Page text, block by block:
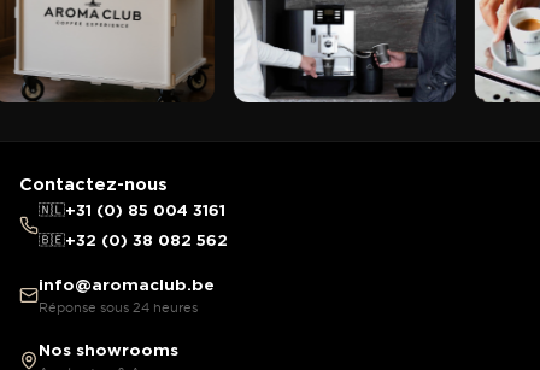
Contactez-nous
🇳🇱+31 (0) 85 004 3161
🇧🇪+32 (0) 38 082 562
info@aromaclub.be
Réponse sous 24 heures
Nos showrooms